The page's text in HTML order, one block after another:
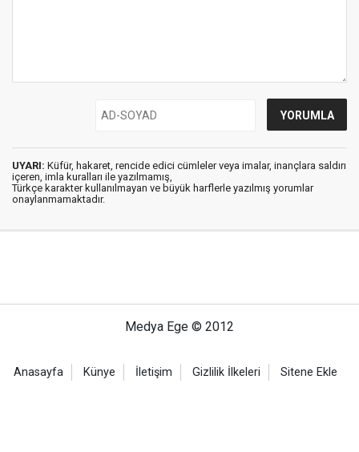
UYARI: Küfür, hakaret, rencide edici cümleler veya imalar, inançlara saldırı
içeren, imla kuralları ile yazılmamış,
Türkçe karakter kullanılmayan ve büyük harflerle yazılmış yorumlar
onaylanmamaktadır.
Medya Ege © 2012
Anasayfa Künye İletişim Gizlilik İlkeleri Sitene Ekle